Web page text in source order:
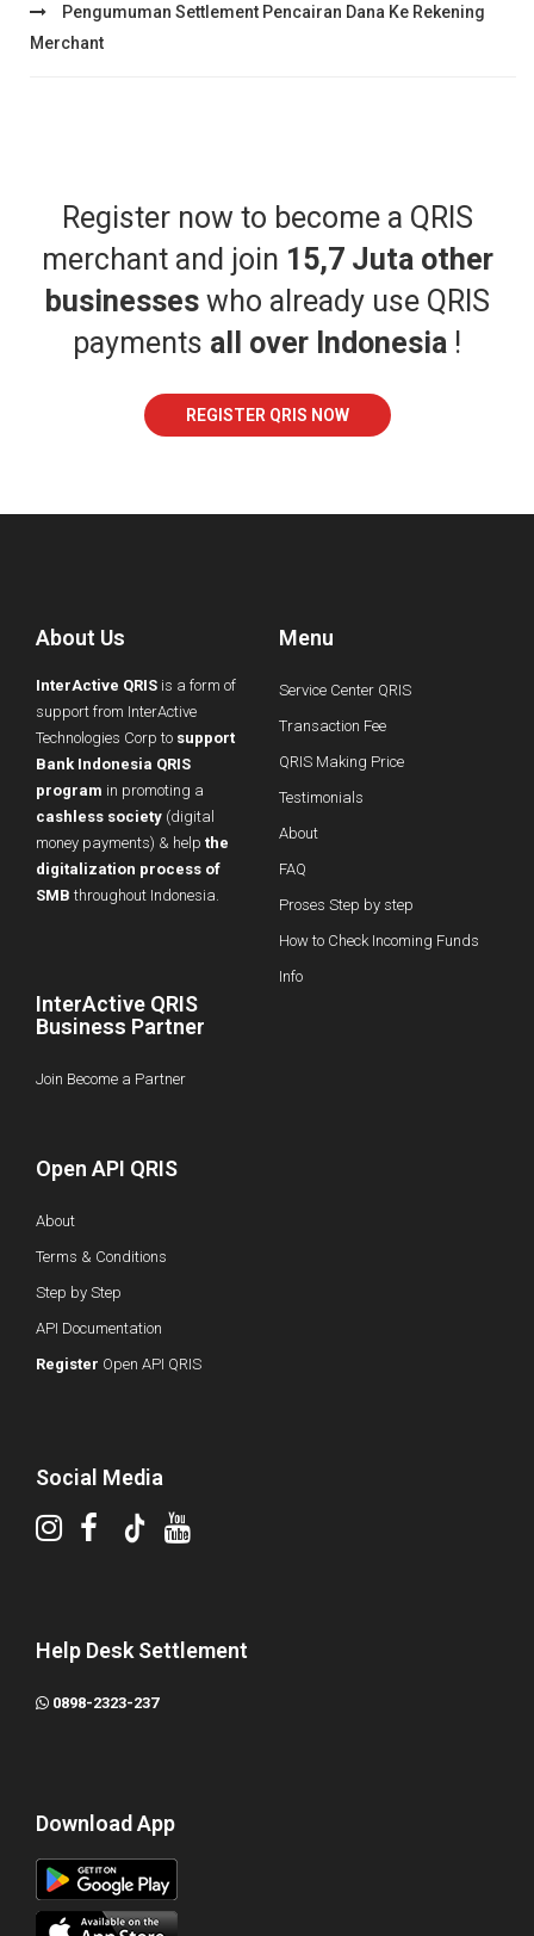
Pengumuman Settlement Pencairan Dana Ke Rekening
Merchant
Register now to become a QRIS
merchant and join 15,7 Juta other
businesseswho already use QRIS
payments all over Indonesia !
REGISTER QRIS NOW
About Us
InterActive QRIS is a form of
support from InterActive
Technologies Corp to support
Bank Indonesia QRIS
program in promoting a
cashless society (digital
money payments) & help the
digitalization process of
SMB throughout Indonesia.
InterActive QRIS
Business Partner
Join Become a Partner
Menu
Service Center QRIS
Transaction Fee
QRIS Making Price
Testimonials
About
FAQ
Proses Step by step
How to Check Incoming Funds
Info
Open API QRIS
About
Terms & Conditions
Step by Step
API Documentation
Register Open API QRIS
Social Media
Help Desk Settlement
0898-2323-237
Download App